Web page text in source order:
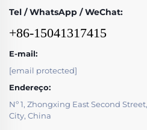
Tel / WhatsApp / WeChat:
+86-15041317415
E-mail:
[email protected]
Endereço:
Nº 1, Zhongxing East Second
City, China